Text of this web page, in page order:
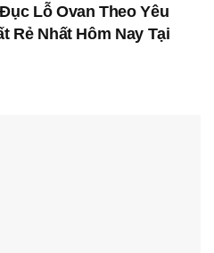
Lỗ Ovan Theo Yêu
Rẻ Nhất Hôm Nay Tại